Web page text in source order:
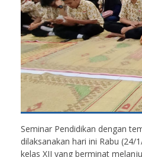
Seminar Pendidikan dengan
dilaksanakan hari ini Rabu (24/
kelas XII yang berminat